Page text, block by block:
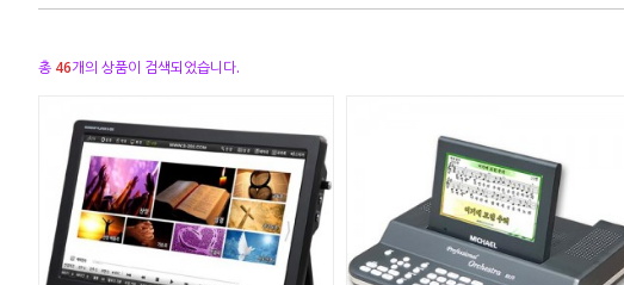
총 46개의 상품이 검색되었습니다.